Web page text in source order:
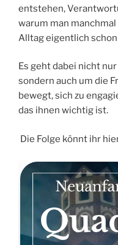
entstehen,
warum man manchmal
Alltag eigentlich
Es geht dabei nicht
sondern auch um die
bewegt, sich zu
das ihnen wichtig ist.
Die Folge könnt ihr